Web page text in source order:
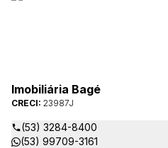
Imobiliária Bagé
CRECI: 23987J
(53) 3284-8400
(53) 99709-3161